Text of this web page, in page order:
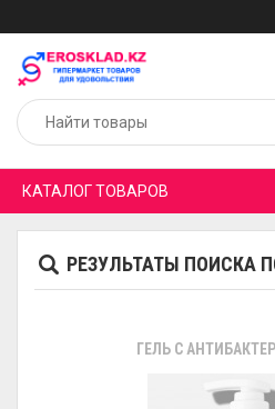
КАТАЛОГ ТОВАРОВ
РЕЗУЛЬТАТЫ ПОИСКА
ГЕЛЬ С